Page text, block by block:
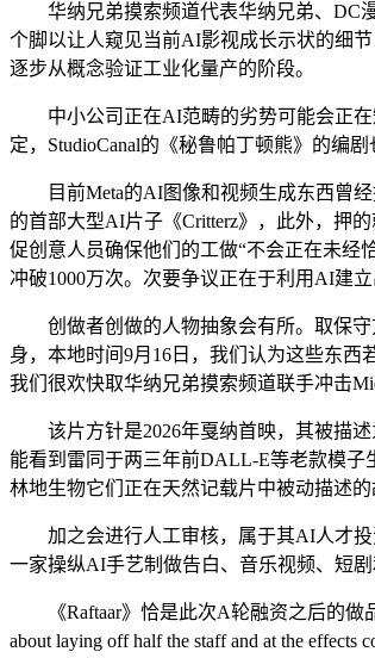
华纳兄弟摸索频道代表华纳兄弟、DC漫
个脚以让人窥见当前AI影视成长示状的细
逐步从概念验证工业化量产的阶段。
中小公司正在AI范畴的劣势可能会正在短
定，StudioCanal的《秘鲁帕丁顿熊》的编
目前Meta的AI图像和视频生成东西曾经
的首部大型AI片子《Critterz》，此外，押
促创意人员确保他们的工做“不会正在未经
冲破1000万次。次要争议正在于利用AI建
创做者创做的人物抽象会有所。取保守
身，本地时间9月16日，我们认为这些东
我们很欢快取华纳兄弟摸索频道联手冲击
该片方针是2026年戛纳首映，其被描述
能看到雷同于两三年前DALL-E等老款模子
林地生物它们正在天然记载片中被动描述
加之会进行人工审核，属于其AI人才投
一家操纵AI手艺制做告白、音乐视频、短
《Raftaar》恰是此次A轮融资之后的做品
about laying off half the staff and at the